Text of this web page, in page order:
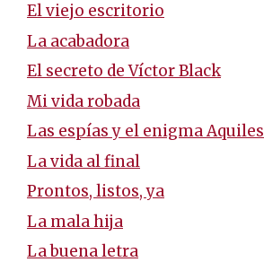
El viejo escritorio
La acabadora
El secreto de Víctor Black
Mi vida robada
Las espías y el enigma Aquiles
La vida al final
Prontos, listos, ya
La mala hija
La buena letra